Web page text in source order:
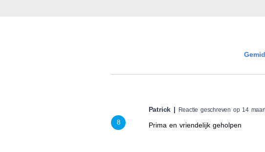
8
Patrick | Reactie geschreven op 14
Prima en vriendelijk geholpen